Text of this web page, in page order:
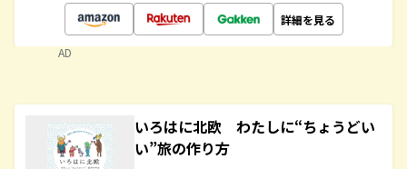
詳細を見る
AD
いろはに北欧 わたしに“ちょうどい
い”旅の作り方